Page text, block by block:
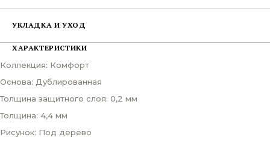
УКЛАДКА И УХОД
ХАРАКТЕРИСТИКИ
Коллекция: Комфорт
Основа: Дублированная
Толщина защитного слоя: 0,2 мм
Толщина: 4,4 мм
Рисунок: Под дерево